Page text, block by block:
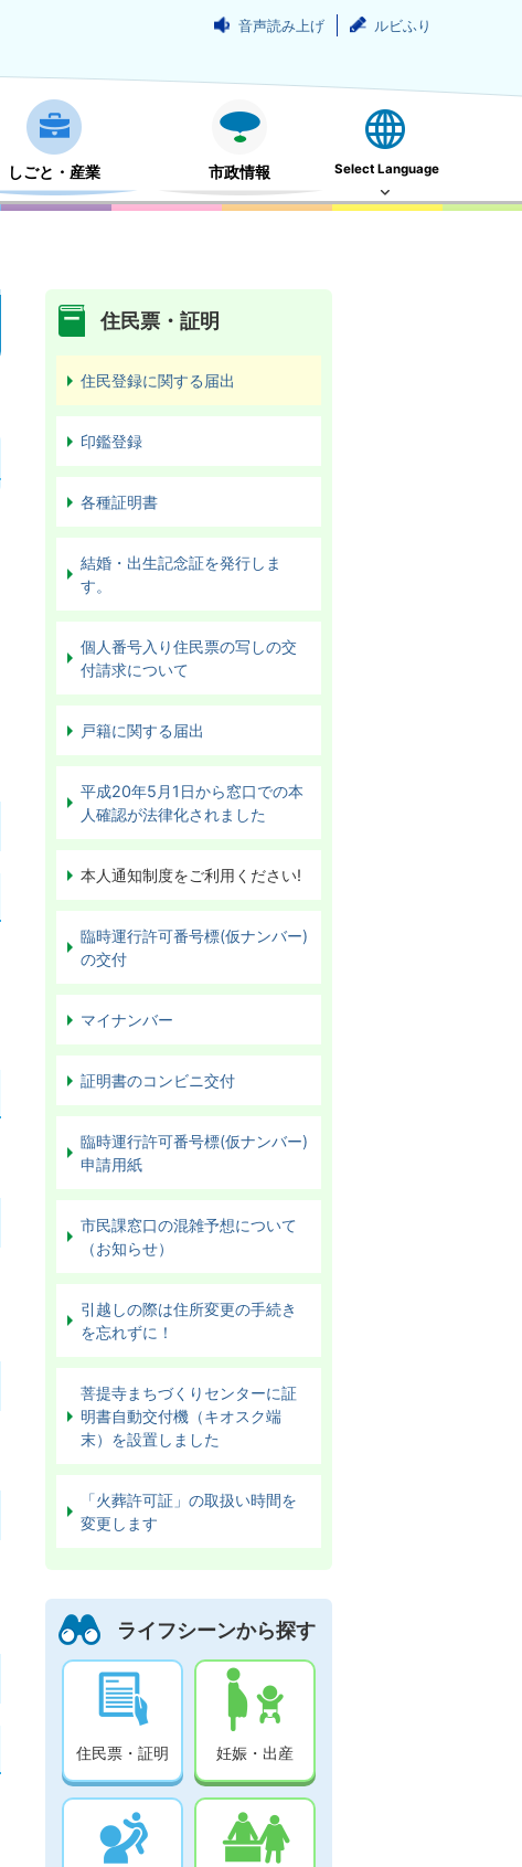
音声読み上げ ルビふり
しごと・産業 市政情報 Select Language
住民票・証明
住民登録に関する届出
印鑑登録
各種証明書
結婚・出生記念証を発行しま
す。
個人番号入り住民票の写しの交
付請求について
戸籍に関する届出
平成20年5月1日から窓口での本
人確認が法律化されました
本人通知制度をご利用ください!
臨時運行許可番号標(仮ナンバー)
の交付
マイナンバー
証明書のコンビニ交付
臨時運行許可番号標(仮ナンバー)
申請用紙
市民課窓口の混雑予想について
（お知らせ）
引越しの際は住所変更の手続き
を忘れずに！
菩提寺まちづくりセンターに証
明書自動交付機（キオスク端
末）を設置しました
「火葬許可証」の取扱い時間を
変更します
ライフシーンから探す
住民票・証明 妊娠・出産